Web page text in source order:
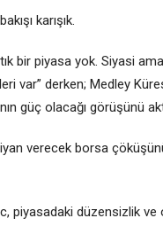
karışık.
bir piyasa yok. Siyasi
var” derken; Medley
güç olacağı görüşünü
verecek borsa
düzensizlik ve